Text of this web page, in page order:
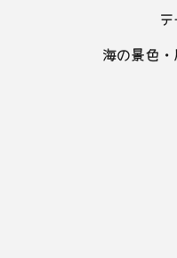
海の景色